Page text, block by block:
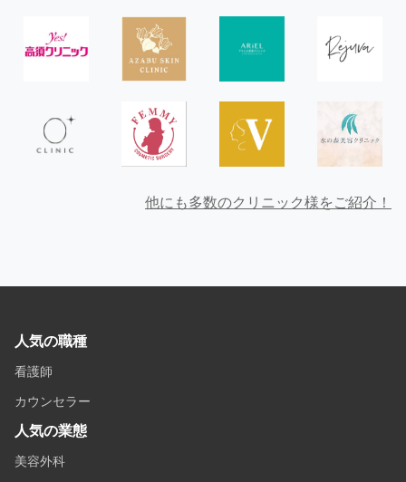
他にも多数のクリニック様をご紹介！
人気の職種
看護師
カウンセラー
人気の業態
美容外科